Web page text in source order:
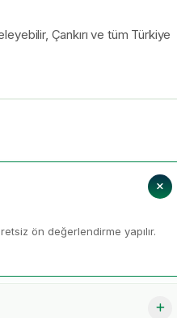
Çankırı ve tüm Türkiye
ön değerlendirme yapılır.